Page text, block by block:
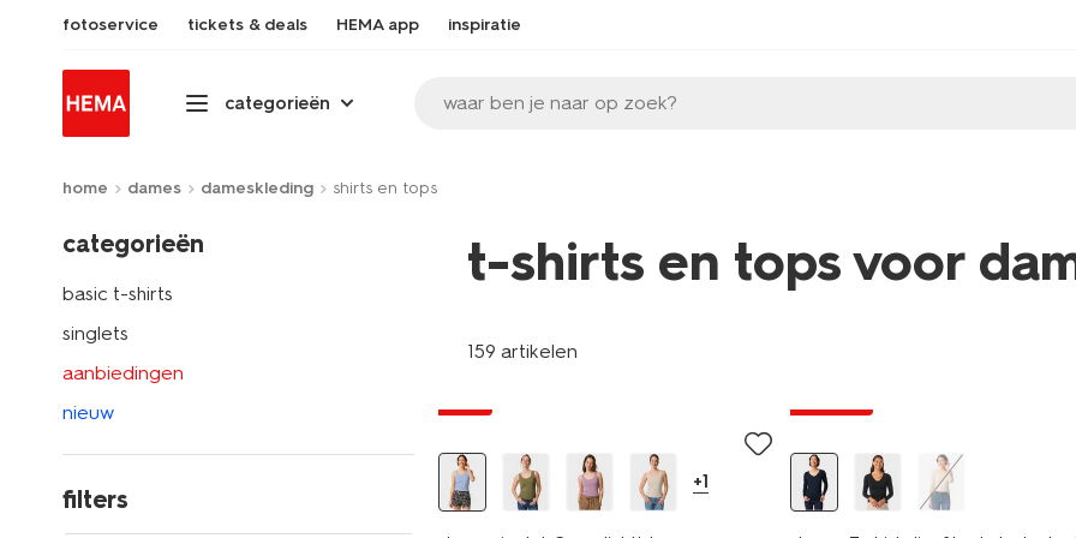
fotoservice tickets & deals HEMA app inspiratie
categorieën waar ben je naar op zoek?
home dames dameskleding shirts en tops
categorieën
basic t-shirts
singlets
aanbiedingen
nieuw
filters
t-shirts en tops voor
159 artikelen
essential
+1